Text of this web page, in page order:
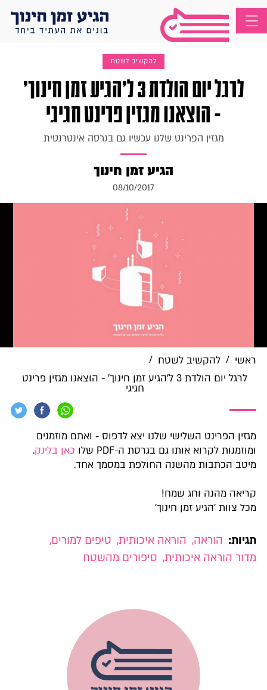
להקשיב לשטח
לרגל יום הולדת 3 ל'הגיע זמן חינוך'
- הוצאנו מגזין פרינט חגיגי
מגזין הפרינט שלנו עכשיו גם בגרסה אינטרנטית
הגיע זמן חינוך
08/10/2017
ראשי / להקשיב לשטח /
לרגל יום הולדת 3 ל'הגיע זמן חינוך' - הוצאנו מגזין פרינט
חגיגי
מגזין הפרינט השלישי שלנו יצא לדפוס - ואתם מוזמנים
ומוזמנות לקרוא אותו גם בגרסת ה-PDF שלו
כאן בלינק.
מיטב הכתבות מהשנה החולפת במסמך אחד.
קריאה מהנה וחג שמח!
מכל צוות 'הגיע זמן חינוך'
תגיות: הוראה, הוראה איכותית, טיפים למורים,
מדור הוראה איכותית, סיפורים מהשטח